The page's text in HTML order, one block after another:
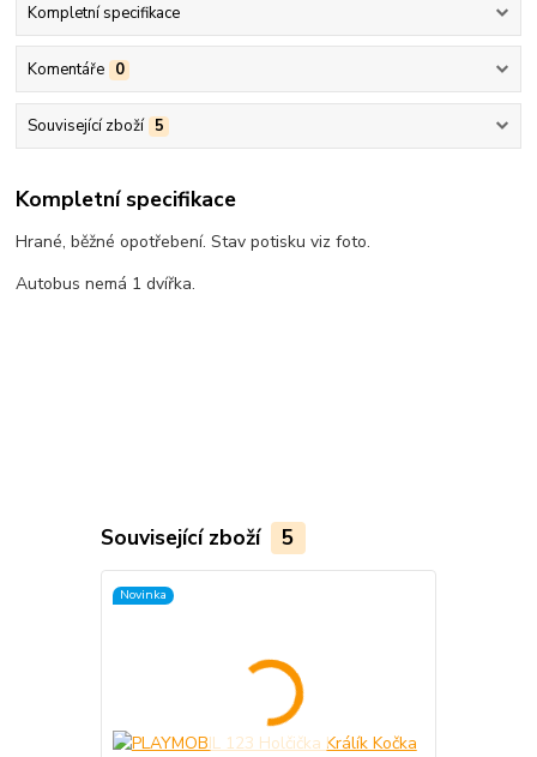
Kompletní specifikace
Komentáře 0
Související zboží 5
Kompletní specifikace
Hrané, běžné opotřebení. Stav potisku viz foto.
Autobus nemá 1 dvířka.
Související zboží 5
Novinka